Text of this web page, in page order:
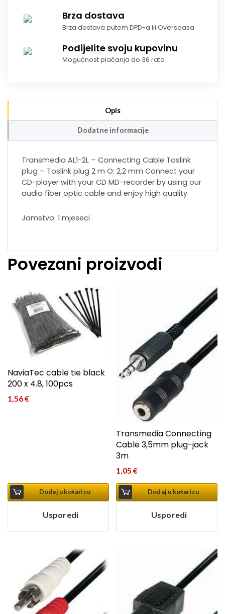
Brza dostava
Brza dostava putem DPD-a ili Overseasa
Podijelite svoju kupovinu
Mogućnost plaćanja do 36 rata
Opis
Dodatne informacije
Transmedia AL1-2L – Connecting Cable Toslink
plug – Toslink plug 2 m O: 2,2 mm Connect your
CD-player with your CD MD-recorder by using our
audio fiber optic cable and enjoy high quality
Jamstvo: 1 mjeseci
Povezani proizvodi
NaviaTec cable tie black
200 x 4.8, 100pcs
1,56€
Dodaj u košaricu
Usporedi
Transmedia Connecting
Cable 3,5mm plug-jack
3m
1,05€
Dodaj u košaricu
Usporedi